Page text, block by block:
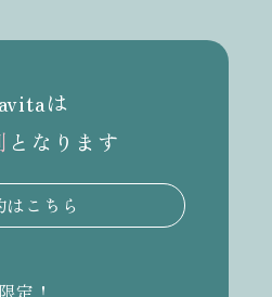
は
となります
こちら
定！